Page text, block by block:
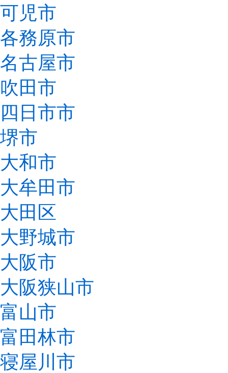
可児市
各務原市
名古屋市
吹田市
四日市市
堺市
大和市
大牟田市
大田区
大野城市
大阪市
大阪狭山市
富山市
富田林市
寝屋川市